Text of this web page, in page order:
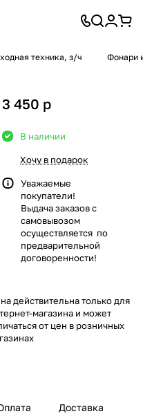
техника, з/ч Фонари
3 450 p
В наличии
Хочу в подарок
Уважаемые
покупатели!
Выдача заказов с
самовывозом
осуществляется по
предварительной
договоренности!
действительна только для
магазина и может
от цен в розничных
Доставка